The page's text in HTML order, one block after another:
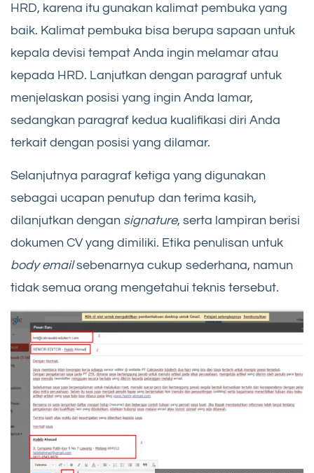
HRD, karena itu gunakan kalimat pembuka yang
baik. Kalimat pembuka bisa berupa sapaan untuk
kepala devisi tempat Anda ingin melamar atau
kepada HRD. Lanjutkan dengan paragraf untuk
menjelaskan posisi yang ingin Anda lamar,
sedangkan paragraf kedua kualifikasi diri Anda
terkait dengan posisi yang dilamar.
Selanjutnya paragraf ketiga yang digunakan
sebagai ucapan penutup dan terima kasih,
dilanjutkan dengan signature, serta lampiran berisi
dokumen CV yang dimiliki. Etika penulisan untuk
body emailsebenarnya cukup sederhana, namun
tidak semua orang mengetahui teknis tersebut.